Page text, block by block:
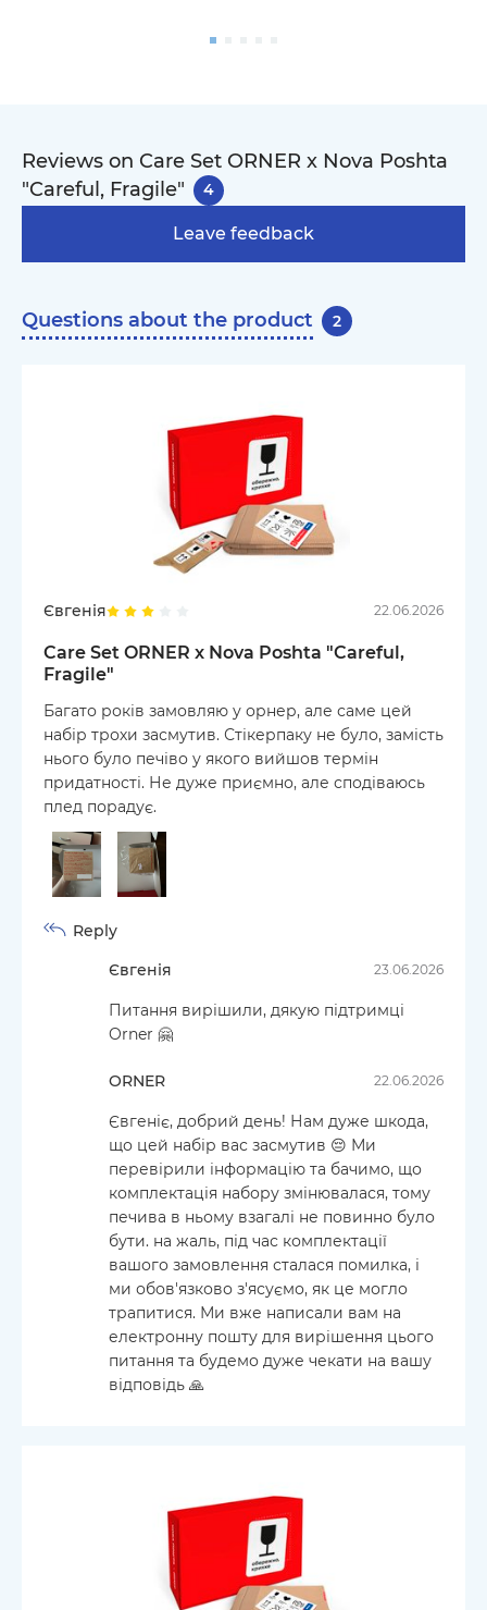
Reviews on Care Set ORNER x Nova Poshta
"Careful, Fragile"
4
Leave feedback
Questions about the product 2
Євгенія 22.06.2026
Care Set ORNER x Nova Poshta "Careful,
Fragile"
Багато років замовляю у орнер, але саме цей
набір трохи засмутив. Стікерпаку не було, замість
нього було печіво у якого вийшов термін
придатності. Не дуже приємно, але сподіваюсь
плед порадує.
Reply
Євгенія
23.06.2026
Питання вирішили, дякую підтримці
Orner 🤗
ORNER 22.06.2026
Євгеніє, добрий день! Нам дуже шкода,
що цей набір вас засмутив 😔 Ми
перевірили інформацію та бачимо, що
комплектація набору змінювалася, тому
печива в ньому взагалі не повинно було
бути. на жаль, під час комплектації
вашого замовлення сталася помилка, і
ми обов'язково з'ясуємо, як це могло
трапитися. Ми вже написали вам на
електронну пошту для вирішення цього
питання та будемо дуже чекати на вашу
відповідь 🙏